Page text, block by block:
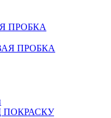
ПРОБКА
ПРОБКА